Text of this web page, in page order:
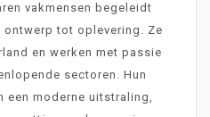
vakmensen begeleidt
ontwerp tot oplevering. Ze
en werken met passie
sectoren. Hun
een moderne uitstraling,